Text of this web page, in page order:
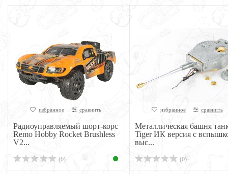
избранное сравнить
Радиоуправляемый шорт-корс
Remo Hobby Rocket Brushless
V2...
(0)
избранное сравнить
Металлическая башня
Tiger ИК версия с
выс...
(0)